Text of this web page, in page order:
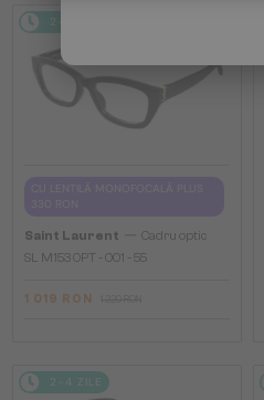
2-4 ZILE
Saint Laurent
Cadru optic
SL M153 OPT - 001 - 55
1 019 RON
2-4 ZILE